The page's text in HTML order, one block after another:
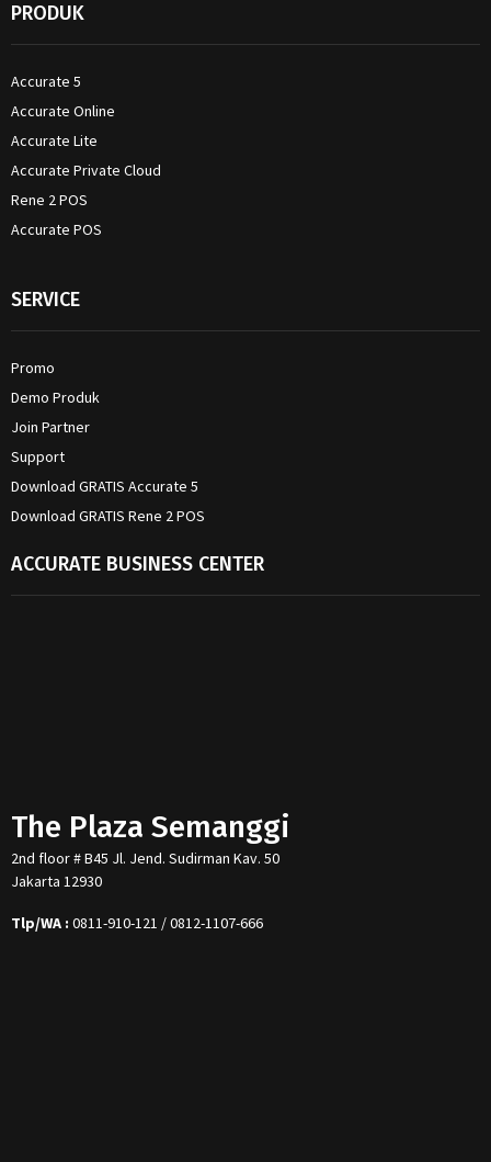
PRODUK
Accurate 5
Accurate Online
Accurate Lite
Accurate Private Cloud
Rene 2 POS
Accurate POS
SERVICE
Promo
Demo Produk
Join Partner
Support
Download GRATIS Accurate 5
Download GRATIS Rene 2 POS
ACCURATE BUSINESS CENTER
The Plaza Semanggi
2nd floor # B45 Jl. Jend. Sudirman Kav. 50
Jakarta 12930
Tlp/WA : 0811-910-121 / 0812-1107-666